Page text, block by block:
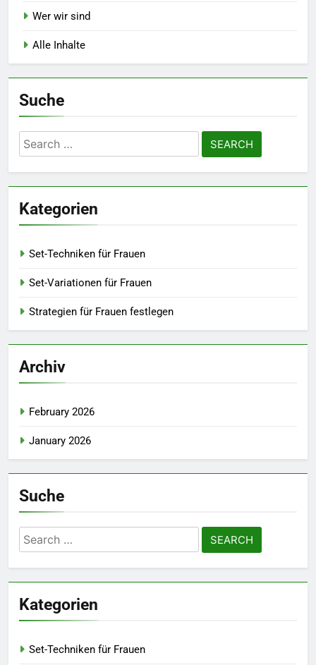
Wer wir sind
Alle Inhalte
Suche
Search
for:
Kategorien
Set-Techniken für Frauen
Set-Variationen für Frauen
Strategien für Frauen festlegen
Archiv
February 2026
January 2026
Suche
Search
for:
Kategorien
Set-Techniken für Frauen